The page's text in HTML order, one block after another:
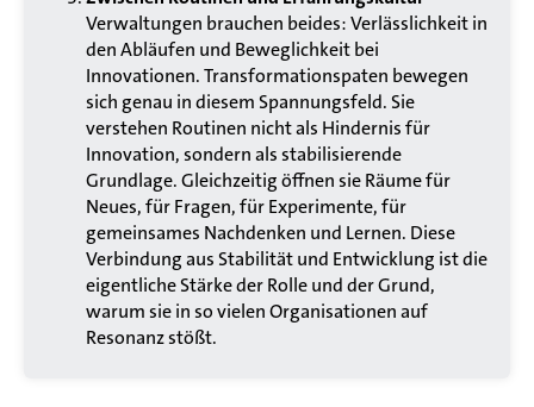
Verwaltungen brauchen beides: Verlässlichkeit in
den Abläufen und Beweglichkeit bei
Innovationen. Transformationspaten bewegen
sich genau in diesem Spannungsfeld. Sie
verstehen Routinen nicht als Hindernis für
Innovation, sondern als stabilisierende
Grundlage. Gleichzeitig öffnen sie Räume für
Neues, für Fragen, für Experimente, für
gemeinsames Nachdenken und Lernen. Diese
Verbindung aus Stabilität und Entwicklung ist die
eigentliche Stärke der Rolle und der Grund,
warum sie in so vielen Organisationen auf
Resonanz stößt.